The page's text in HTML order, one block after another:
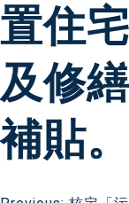
置住
及修
補貼。